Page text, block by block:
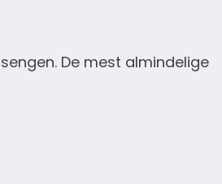
De mest almindelige